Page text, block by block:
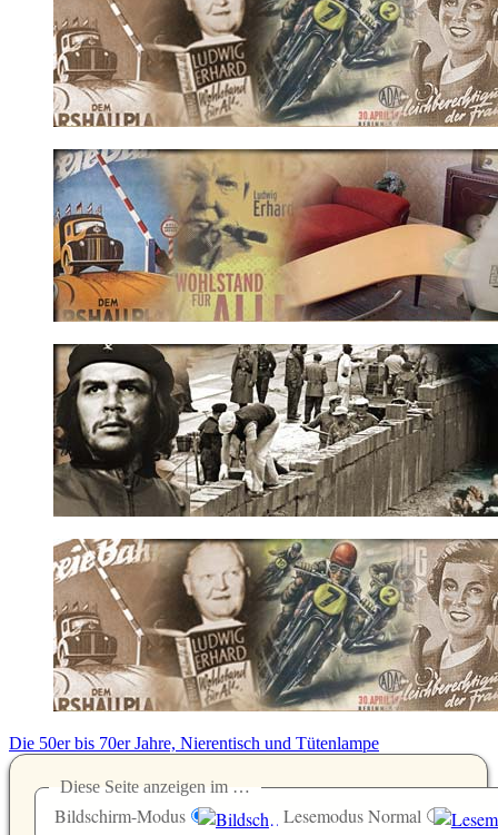
Die 50er bis 70er Jahre, Nierentisch und Tütenlampe
Diese Seite anzeigen im …
Bildschirm-Modus Lesemodus Normal